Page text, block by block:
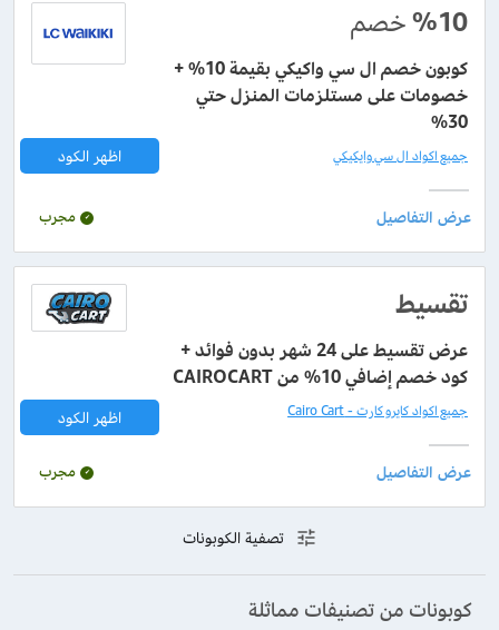
%10خصم
كوبون خصم ال سي واكيكي بقيمة 10% +
خصومات على مستلزمات المنزل حتي
30%
اظهر الكود جميع اكواد ال سي وايكيكي
مجرب
تقسيط
عرض تقسيط على 24 شهر بدون فوائد +
كود خصم إضافي 10% من CAIROCART
اظهر الكود جميع اكواد كايرو كارت - Cairo Cart
مجرب
تصفية الكوبونات
كوبونات من تصنيفات مماثلة